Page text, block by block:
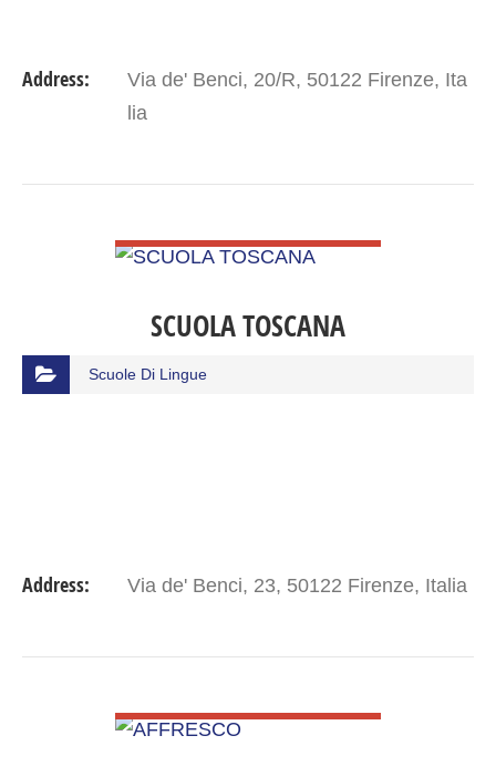
Address:
Via de' Benci, 20/R, 50122 Firenze, Ita
lia
SCUOLA TOSCANA
Scuole Di Lingue
Address: Via de' Benci, 23, 50122 Firenze, Italia